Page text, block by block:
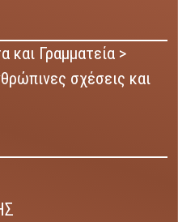
και Γραμματεία >
σχέσεις και